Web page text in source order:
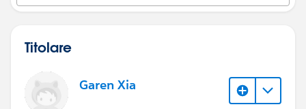
Titolare
Garen Xia